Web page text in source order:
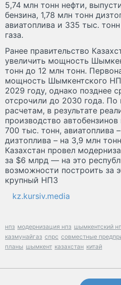
5,74 млн тонн нефти,
бензина, 1,78 млн тонн
авиатоплива и 335 тыс.
газа.
Ранее правительство
увеличить мощность
тонн до 12 млн тонн.
мощность Шымкентского
2029 году, однако позднее
отсрочили до 2030 года. По
расчетам, в результате
производство
700 тыс. тонн, авиатоплива
дизтоплива – на 3,9 млн
Казахстан провел
за $6 млрд — на это
возможности построить за
крупный НПЗ
kz.kursiv.media
нпз модернизация нпз шымкентский
казмунайгаз cnpc совместные
планы шымкент казахстан китай